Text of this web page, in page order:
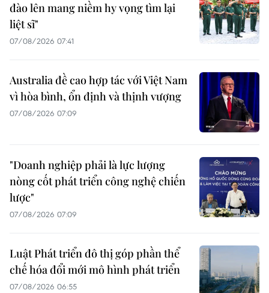
đào lên mang niềm hy vọng tìm lại
liệt sĩ"
07/08/2026 07:41
Australia đề cao hợp tác với Việt Nam
vì hòa bình, ổn định và thịnh vượng
07/08/2026 07:09
"Doanh nghiệp phải là lực lượng
nòng cốt phát triển công nghệ chiến
lược"
07/08/2026 07:09
Luật Phát triển đô thị góp phần thể
chế hóa đổi mới mô hình phát triển
07/08/2026 06:55